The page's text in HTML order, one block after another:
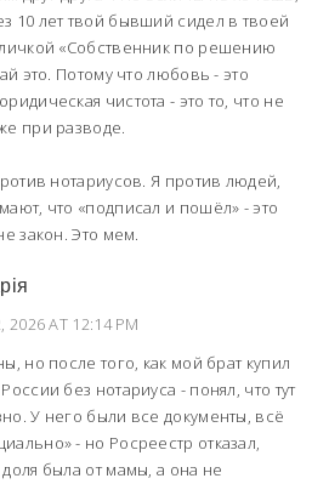
10 лет твой бывший сидел в твоей
«Собственник по решению
это. Потому что любовь - это
чистота - это то, что не
при разводе.
нотариусов. Я против людей,
что «подписал и пошёл» - это
закон. Это мем.
2026 AT 12:14 PM
но после того, как мой брат купил
без нотариуса - понял, что тут
У него были все документы, всё
- но Росреестр отказал,
доля была от мамы, а она не